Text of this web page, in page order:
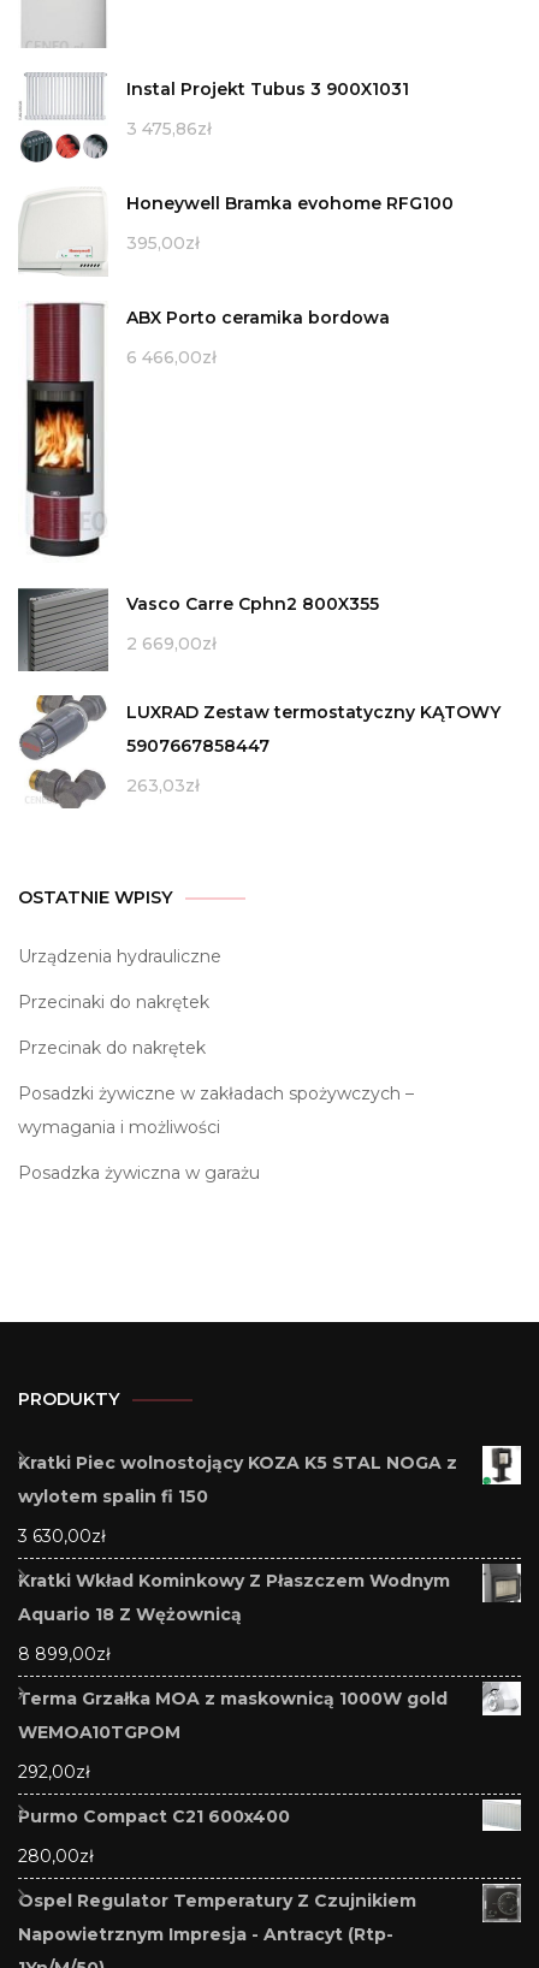
Instal Projekt Tubus 3 900X1031
3 475,86zł
Honeywell Bramka evohome RFG100
395,00zł
ABX Porto ceramika bordowa
6 466,00zł
Vasco Carre Cphn2 800X355
2 669,00zł
LUXRAD Zestaw termostatyczny KĄTOWY
5907667858447
263,03zł
OSTATNIE WPISY
Urządzenia hydrauliczne
Przecinaki do nakrętek
Przecinak do nakrętek
Posadzki żywiczne w zakładach spożywczych –
wymagania i możliwości
Posadzka żywiczna w garażu
PRODUKTY
Kratki Piec wolnostojący KOZA K5 STAL NOGA z
wylotem spalin fi 150
3 630,00zł
Kratki Wkład Kominkowy Z Płaszczem Wodnym
Aquario 18 Z Wężownicą
8 899,00zł
Terma Grzałka MOA z maskownicą 1000W gold
WEMOA10TGPOM
292,00zł
Purmo Compact C21 600x400
280,00zł
Ospel Regulator Temperatury Z Czujnikiem
Napowietrznym Impresja - Antracyt (Rtp-